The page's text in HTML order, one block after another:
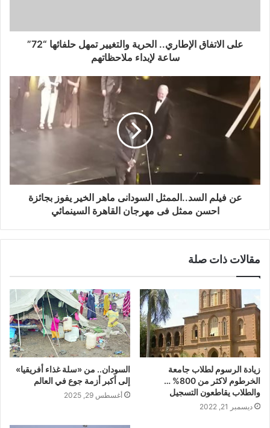
على الاتفاق الإطاري.. الحرية والتغيير تمهل حلفائها “72”
ساعة لإبداء ملاحظاتهم
عن فيلم السد..الممثل السودانى ماهر الخير يفوز بجائزة
احسن ممثل فى مهرجان القاهرة السينمائي
مقالات ذات صلة
زيادة الرسوم لطلاب جامعة
الخرطوم لاكثر من 800% …
والطلاب يقاطعون التسجيل
ديسمبر 21, 2022
السودان.. من «سلة غذاء أفريقيا»
إلى أكبر أزمة جوع في العالم
أغسطس 29, 2025